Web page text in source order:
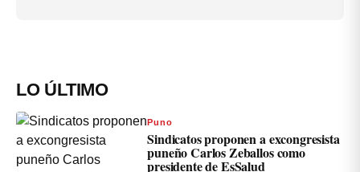
LO ÚLTIMO
Puno
Sindicatos proponen a excongresista
puneño Carlos Zeballos como
presidente de EsSalud